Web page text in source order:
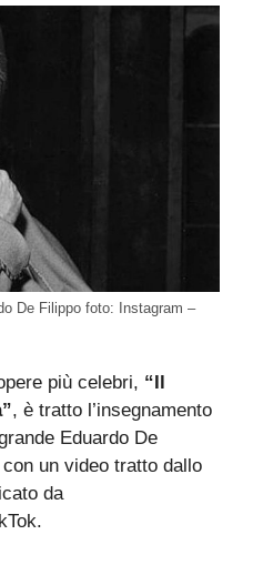
De Filippo foto: Instagram –
più celebri, “Il
, è tratto l’insegnamento
Eduardo De
un video tratto dallo
da